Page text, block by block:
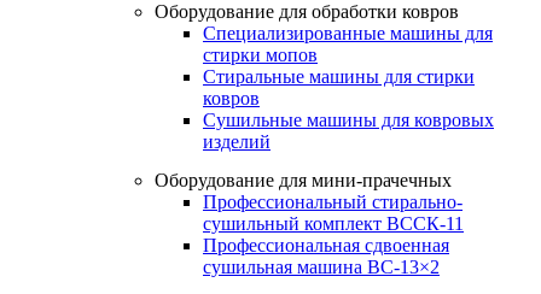
Оборудование для обработки ковров
Специализированные машины для
стирки мопов
Стиральные машины для стирки
ковров
Сушильные машины для ковровых
изделий
Оборудование для мини-прачечных
Профессиональный стирально-
сушильный комплект ВССК-11
Профессиональная сдвоенная
сушильная машина ВС-13×2